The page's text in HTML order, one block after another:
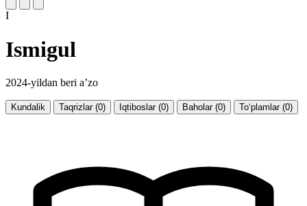
I
Ismigul
2024-yildan beri a’zo
Kundalik Taqrizlar (0) Iqtiboslar (0) Baholar (0) To‘plamlar (0)